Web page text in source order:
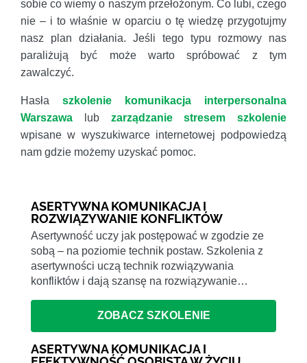
sobie co wiemy o naszym przełożonym. Co lubi, czego
nie – i to właśnie w oparciu o tę wiedzę przygotujmy
nasz plan działania. Jeśli tego typu rozmowy nas
paraliżują być może warto spróbować z tym
zawalczyć.
Hasła szkolenie komunikacja interpersonalna
Warszawa lub zarządzanie stresem szkolenie
wpisane w wyszukiwarce internetowej podpowiedzą
nam gdzie możemy uzyskać pomoc.
ASERTYWNA KOMUNIKACJA I
ROZWIĄZYWANIE KONFLIKTÓW
Asertywność uczy jak postępować w zgodzie ze
sobą – na poziomie technik postaw. Szkolenia z
asertywności uczą technik rozwiązywania
konfliktów i dają szansę na rozwiązywanie…
ZOBACZ SZKOLENIE
ASERTYWNA KOMUNIKACJA I